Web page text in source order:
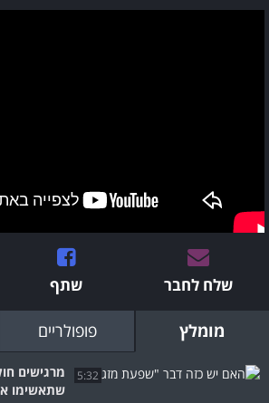
שלח לחבר שתף
מומלץ פופולריים
5:32
מרגישים
שתאשימו